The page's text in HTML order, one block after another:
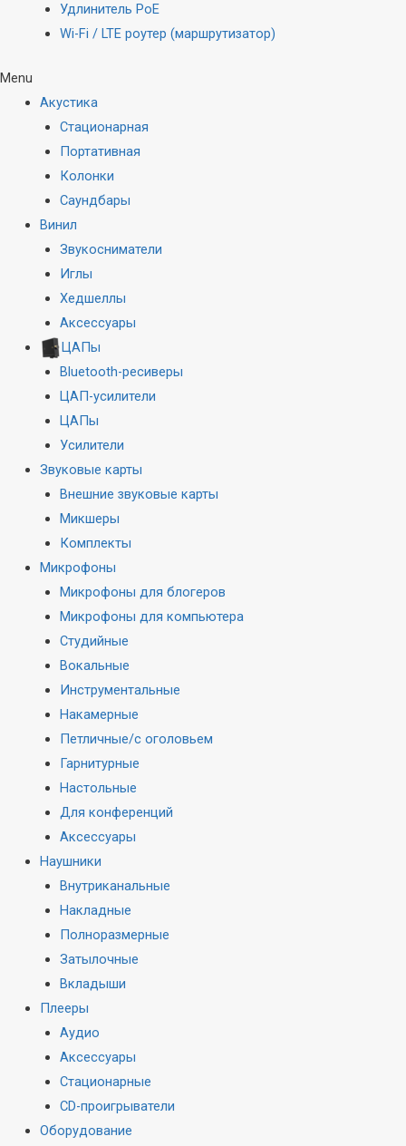
Удлинитель PoE
Wi-Fi / LTE роутер (маршрутизатор)
Menu
Акустика
Стационарная
Портативная
Колонки
Саундбары
Винил
Звукосниматели
Иглы
Хедшеллы
Аксессуары
ЦАПы
Bluetooth-ресиверы
ЦАП-усилители
ЦАПы
Усилители
Звуковые карты
Внешние звуковые карты
Микшеры
Комплекты
Микрофоны
Микрофоны для блогеров
Микрофоны для компьютера
Студийные
Вокальные
Инструментальные
Накамерные
Петличные/с оголовьем
Гарнитурные
Настольные
Для конференций
Аксессуары
Наушники
Внутриканальные
Накладные
Полноразмерные
Затылочные
Вкладыши
Плееры
Аудио
Аксессуары
Стационарные
CD-проигрыватели
Оборудование